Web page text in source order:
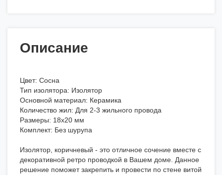
Описание
Цвет: Сосна
Тип изолятора: Изолятор
Основной материал: Керамика
Количество жил: Для 2-3 жильного провода
Размеры: 18x20 мм
Комплект: Без шурупа
Изолятор, коричневый - это отличное сочение вместе с
декоративной ретро проводкой в Вашем доме. Данное
решение поможет закрепить и провести по стене витой